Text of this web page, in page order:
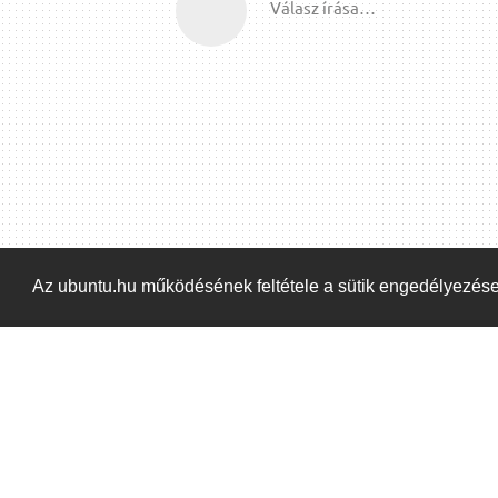
Az ubuntu.hu működésének feltétele a sütik
Válasz írása…